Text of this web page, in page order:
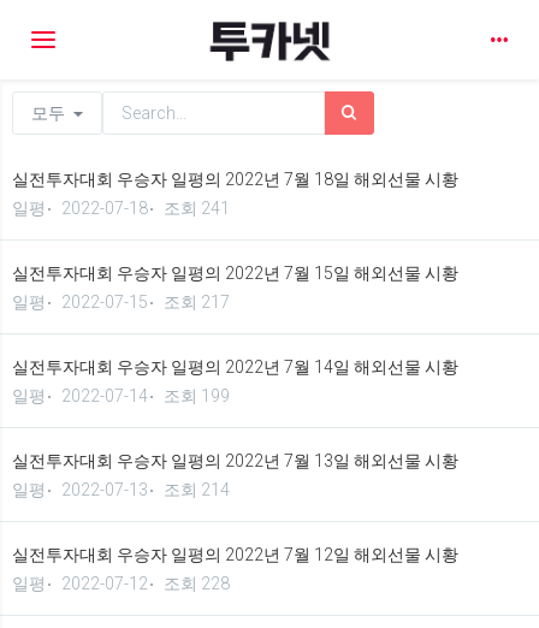
Toggle navigation
모두
실전투자대회 우승자 일평의 2022년 7월 18일 해외선물 시황
일평
2022-07-18 조회 241
실전투자대회 우승자 일평의 2022년 7월 15일 해외선물 시황
일평
2022-07-15 조회 217
실전투자대회 우승자 일평의 2022년 7월 14일 해외선물 시황
일평
2022-07-14 조회 199
실전투자대회 우승자 일평의 2022년 7월 13일 해외선물 시황
일평
2022-07-13 조회 214
실전투자대회 우승자 일평의 2022년 7월 12일 해외선물 시황
일평
2022-07-12 조회 228